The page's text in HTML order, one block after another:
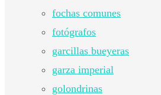
fochas comunes
fotógrafos
garcillas bueyeras
garza imperial
golondrinas